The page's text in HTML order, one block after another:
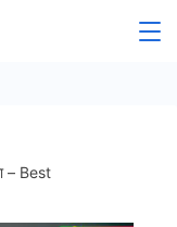
– Best